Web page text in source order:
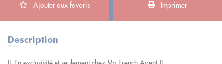
Ajouter aux favoris Imprimer
Description